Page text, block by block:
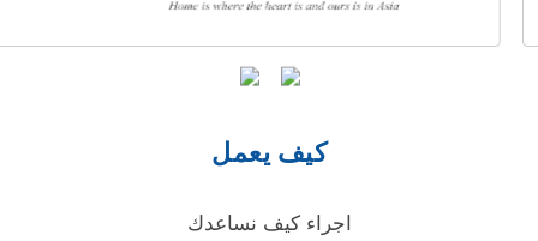
كيف يعمل
اجراء كيف نساعدك